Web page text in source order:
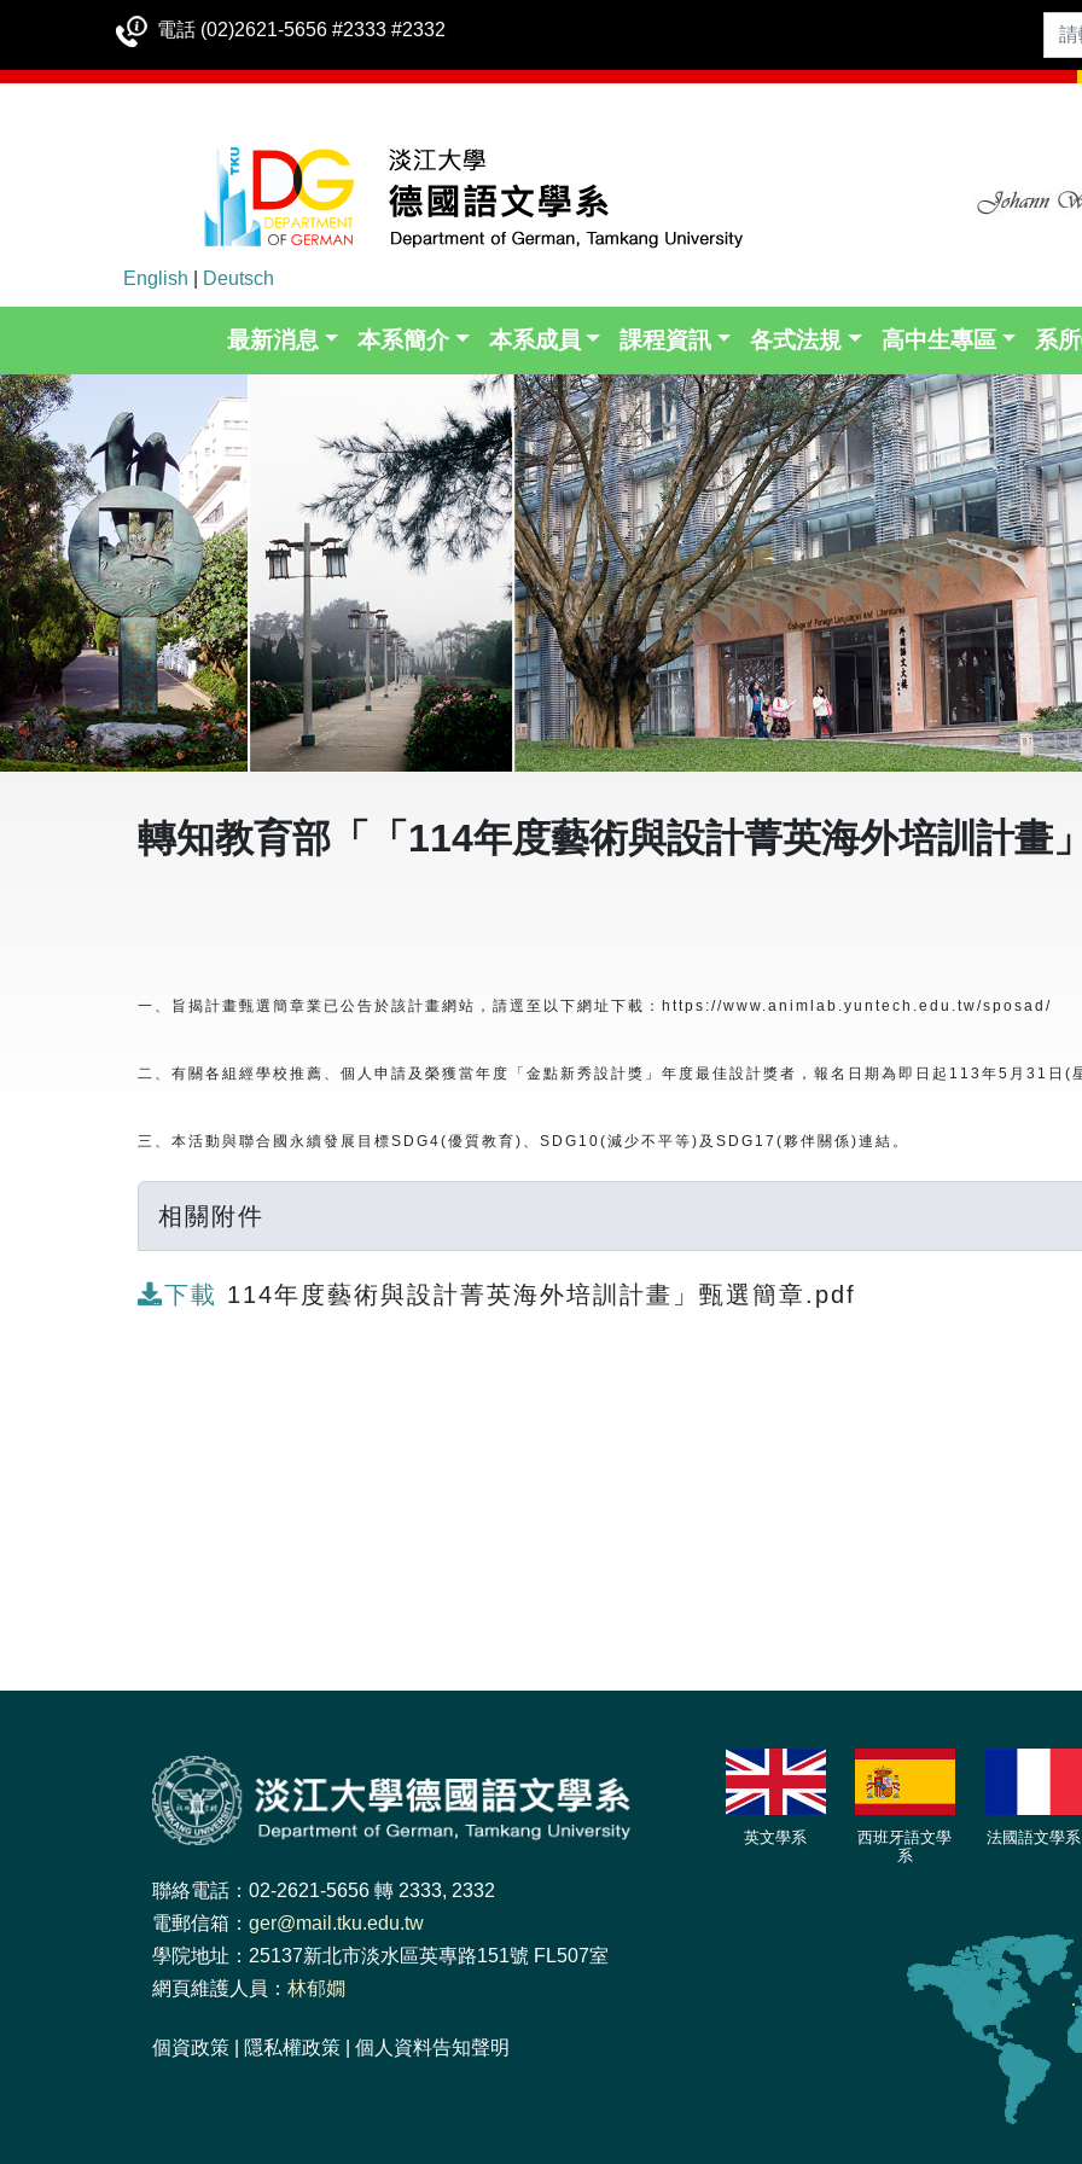
電話 (02)2621-5656 #2333 #2332
English Deutsch
最新消息 本系簡介 本系成員 課程資訊 各式法規 高中生專區 系
轉知教育部「「114年度藝術與設計菁英海外培訓計畫
一、旨揭計畫甄選簡章業已公告於該計畫網站，請逕至以下網址下載：https://www.animlab.yuntech.edu.tw/sposad/
二、有關各組經學校推薦、個人申請及榮獲當年度「金點新秀設計獎」年度最佳設計獎者，報名日期為即日起113年5月31日
三、本活動與聯合國永續發展目標SDG4(優質教育)、SDG10(減少不平等)及SDG17(夥伴關係)連結。
相關附件
下載 114年度藝術與設計菁英海外培訓計畫」甄選簡章.pdf
聯絡電話：02-2621-5656 轉 2333, 2332
電郵信箱： ger@mail.tku.edu.tw
學院地址：25137新北市淡水區英專路151號 FL507室
網頁維護人員： 林郁嫺
個資政策 隱私權政策 個人資料告知聲明
英文學系
西班牙語文學
系
法國語文學系